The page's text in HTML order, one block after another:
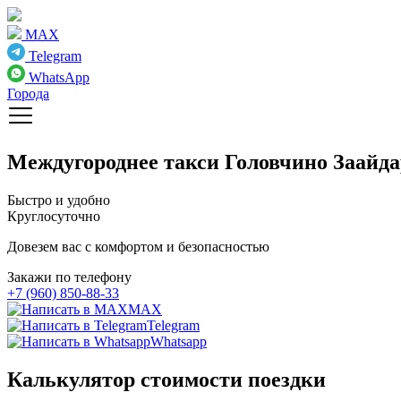
MAX
Telegram
WhatsApp
Города
Междугороднее такси Головчино
Быстро и удобно
Круглосуточно
Довезем вас с комфортом и безопасностью
Закажи по телефону
+7 (960) 850-88-33
MAX
Telegram
Whatsapp
Калькулятор стоимости поездки